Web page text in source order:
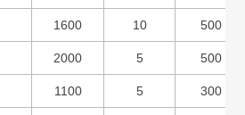
1600 10 500
2000 5 500
1100 5 300